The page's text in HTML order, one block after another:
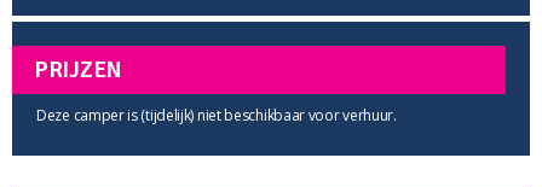
PRIJZEN
Deze camper is (tijdelijk) niet beschikbaar voor verhuur.